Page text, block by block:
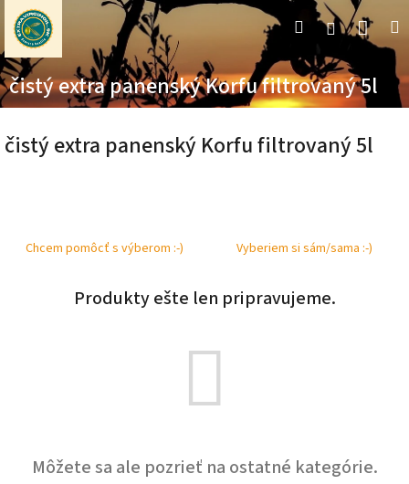
Prejsť
obsah
HľadaťPrihlásenie
čistý extra panenský Korfu filtrovaný 5l
čistý extra panenský Korfu filtrovaný 5l
Chcem pomôcť s výberom :-) Vyberiem si sám/sama :-)
Produkty ešte len pripravujeme.
Môžete sa ale pozrieť na ostatné kategórie.